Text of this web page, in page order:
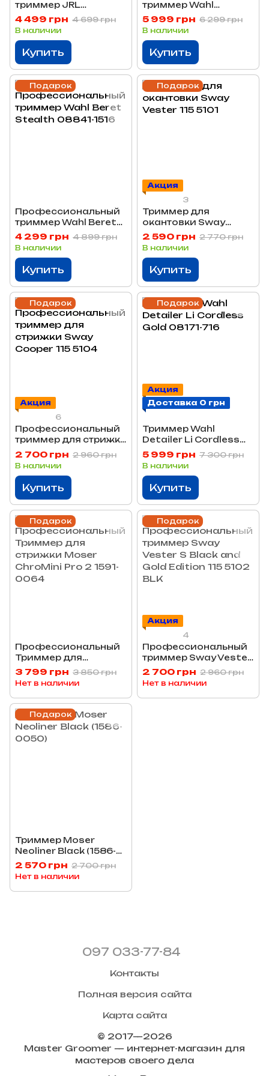
триммер JRL
FreshFade 2020T
JRL-2020T
4 499 грн 4 699 грн
В наличии
Купить
триммер Wahl
Detailer Wide
Cordless Li 08171-016
5 999 грн 6 299 грн
В наличии
Купить
Подарок
Профессиональный
триммер Wahl Beret
Stealth 08841-1516
4 299 грн 4 899 грн
В наличии
Купить
Подарок
Акция
3
Триммер для
окантовки Sway
Vester 115 5101
2 590 грн 2 770 грн
В наличии
Купить
Подарок
Акция
6
Профессиональный
триммер для стрижки
Sway Cooper 115 5104
2 700 грн 2 960 грн
В наличии
Купить
Подарок
Акция
Доставка 0 грн
Триммер Wahl
Detailer Li Cordless
Gold 08171-716
5 999 грн 7 300 грн
В наличии
Купить
Подарок
Профессиональный
Триммер для
стрижки Moser
ChroMini Pro 2 1591-
3 799 грн 3 850 грн
Нет в наличии
Подарок
Акция
4
Профессиональный
триммер Sway Vester
S Black and Gold
Edition 115 5102 BLK
2 700 грн 2 960 грн
Нет в наличии
Подарок
Триммер Moser
Neoliner Black (1586-
0050)
2 570 грн 2 700 грн
Нет в наличии
097 033-77-84
Контакты
Полная версия сайта
Карта сайта
© 2017—2026
Master Groomer — интернет-магазин для
мастеров своего дела